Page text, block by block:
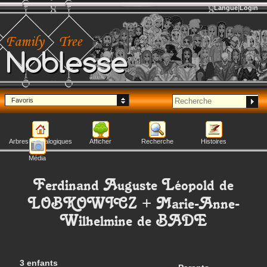
Noblesse
Langue Login
Favoris
Arbres généalogiques Afficher Recherche Histoires
Média
Ferdinand Auguste Léopold de
LOBKOWICZ+ Marie-Anne-
Wilhelminede BADE
3 enfants